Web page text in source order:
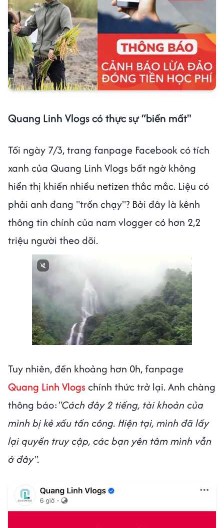
Quang Linh Vlogs có thực sự “biến mất"
Tối ngày 7/3, trang fanpage Facebook có tích
xanh của Quang Linh Vlogs bất ngờ không
hiển thị khiến nhiều netizen thắc mắc. Liệu có
phải anh đang "trốn chạy"? Bởi đây là kênh
thông tin chính của nam vlogger có hơn 2,2
triệu người theo dõi.
Tuy nhiên, đến khoảng hơn 0h, fanpage
Quang Linh Vlogs chính thức trở lại. Anh chàng
thông báo:"Cách đây 2 tiếng, tài khoản của
mình bị kẻ xấu tấn công. Hiện tại, mình đã lấy
lại quyền truy cập, các bạn yên tâm mình vẫn
ở đây".